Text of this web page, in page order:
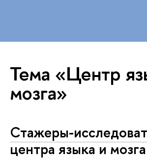
Тема «Центр
мозга»
Стажеры-
центра языка и